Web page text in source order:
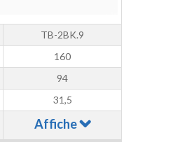
TB-2BK.9
160
94
31,5
Affiche